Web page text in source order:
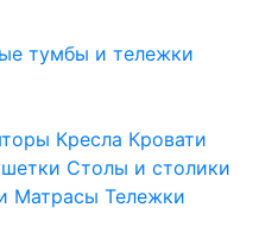
тумбы и тележки
Кресла Кровати
Столы и столики
Матрасы Тележки